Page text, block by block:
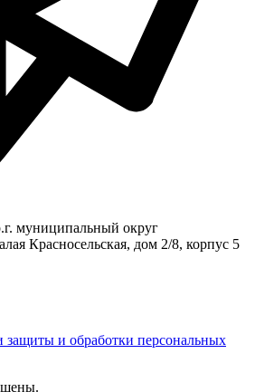
муниципальный округ
Красносельская, дом 2/8, корпус 5
и обработки персональных